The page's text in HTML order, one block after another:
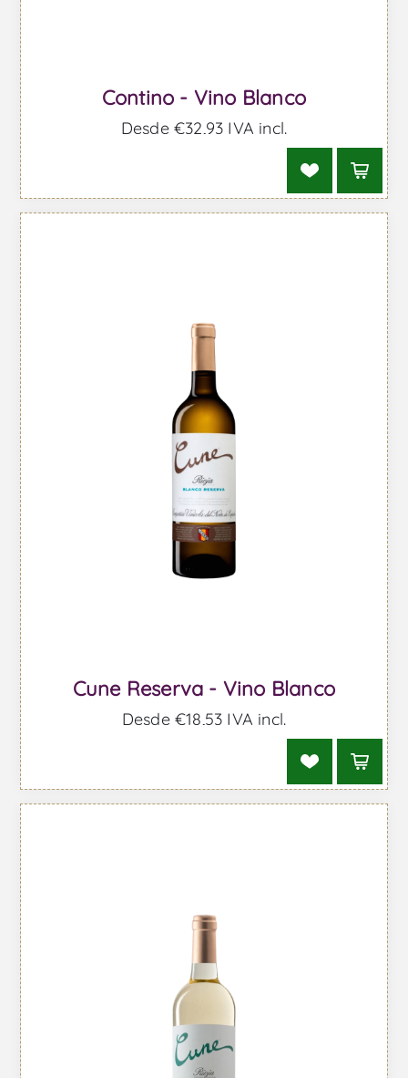
Contino - Vino Blanco
Desde €32,93 IVA incl.
Cune Reserva - Vino Blanco
Desde €18,53 IVA incl.